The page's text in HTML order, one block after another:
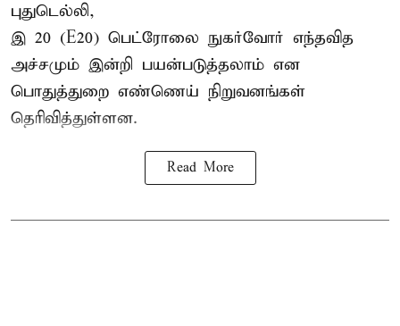
புதுடெல்லி,
இ 20 (E20) பெட்ரோலை நுகர்வோர் எந்தவித
அச்சமும் இன்றி பயன்படுத்தலாம் என
பொதுத்துறை எண்ணெய் நிறுவனங்கள்
தெரிவித்துள்ளன.
Read More